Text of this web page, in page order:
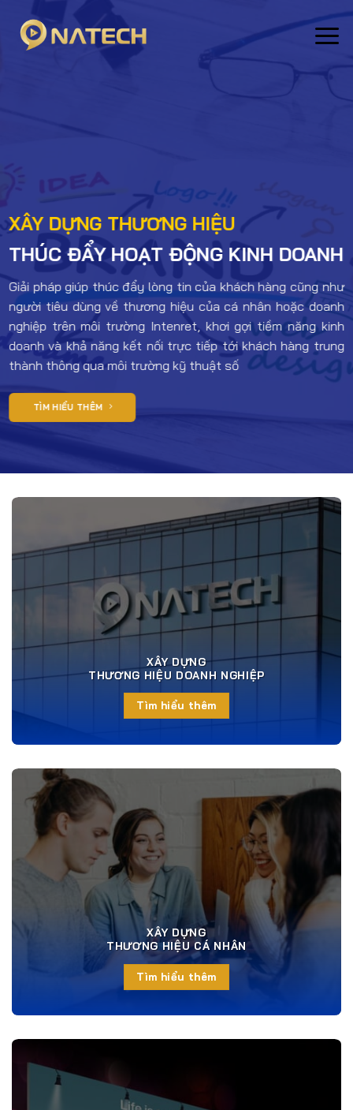
content
XÂY DỰNG THƯƠNG HIỆU
THÚC ĐẨY HOẠT ĐỘNG KINH DOANH
Giải pháp giúp thúc đẩy lòng tin của khách hàng cũng như
người tiêu dùng về thương hiệu của cá nhân hoặc doanh
nghiệp trên môi trường Intenret, khơi gợi tiềm năng kinh
doanh và khả năng kết nối trực tiếp tới khách hàng trung
thành thông qua môi trường kỹ thuật số
TÌM HIỂU THÊM
XÂY DỰNG
THƯƠNG HIỆU DOANH NGHIỆP
Tìm hiểu thêm
XÂY DỰNG
THƯƠNG HIỆU CÁ NHÂN
Tìm hiểu thêm